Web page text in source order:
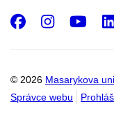
© 2026 Masarykova
Správce webu
Facebook